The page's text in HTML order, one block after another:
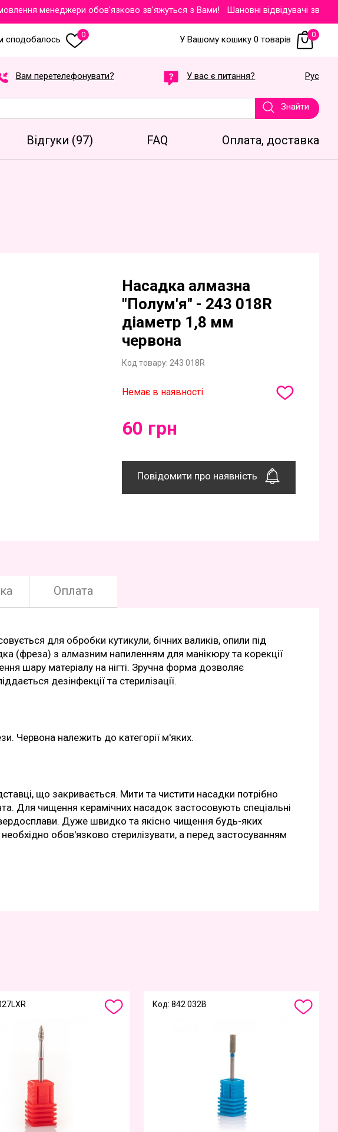
менеджери обов'язково зв'яжуться з Вами!Шановні відвідувачі
сподобалось 0 У Вашому кошику 0 товарів 0
Вам перетелефонувати? У вас є питання? Рус
Знайти
Відгуки (97) FAQ Оплата, доставка
Насадка алмазна
"Полум'я" - 243 018R
діаметр 1,8 мм
червона
Код товару: 243 018R
Немає в наявності
60 грн
Повідомити про наявність
Оплата
для обробки кутикули, бічних валиків, опили під
(фреза) з алмазним напиленням для манікюру та корекції
шару матеріалу на нігті. Зручна форма дозволяє
дезінфекції та стерилізації.
Червона належить до категорії м'яких.
що закривається. Мити та чистити насадки потрібно
Для чищення керамічних насадок застосовують спеціальні
Дуже швидко та якісно чищення будь-яких
обов'язково стерилізувати, а перед застосуванням
Код: 842 032B